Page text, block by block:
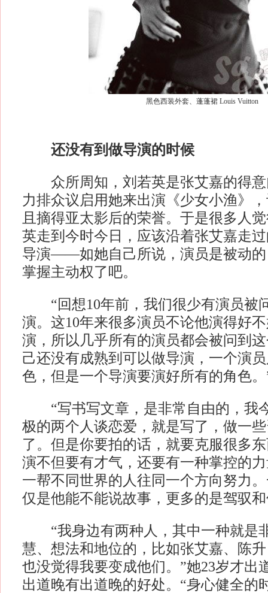
黑色西装外套、蓬蓬裙 Louis Vuitton
还没有到做导演的时候
众所周知，刘若英是张艾嘉的得意
力排众议启用她来出演《少女小渔》
且摘得亚太影后的荣誉。于是很多人
英走到今时今日，应该沿着张艾嘉走
导演——如她自己所说，演员是被动的
掌握主动权了吧。
“回想10年前，我们很少有演员被
演。这10年来很多演员不论他演得好
演，所以几乎所有的演员都会被问到
己还没有成熟到可以做导演，一个演
色，但是一个导演要演好所有的角色。
“写书写文章，是非常自由的，我
极的两个人谈恋爱，就是写了，做一
了。但是你要拍的话，就要克服很多
演不但要有才气，还要有一种掌控的
一帮不同世界的人往同一个方向努力
仅是他能不能说故事，更多的是驾驭
“我身边有两种人，其中一种就是
慧、想法和地位的，比如张艾嘉、陈
也没觉得我要变成他们。”她23岁才出
出道晚有出道晚的好处。“身心健全的